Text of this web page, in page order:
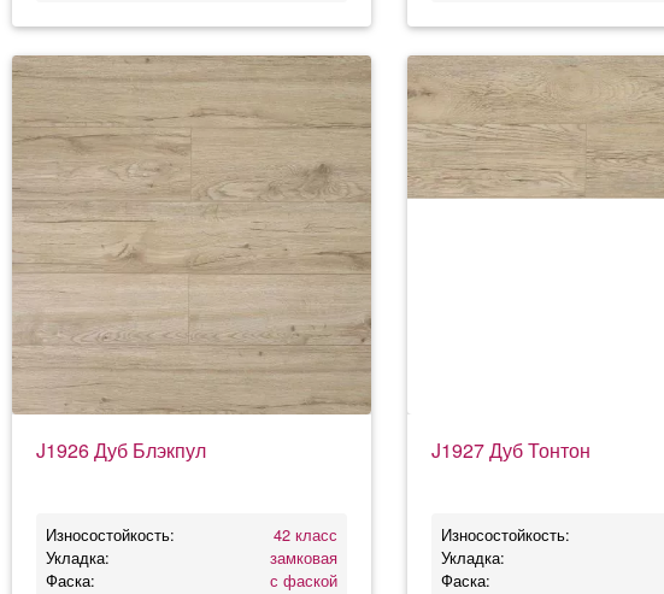
J1926 Дуб Блэкпул
Износостойкость:
42 класс
Укладка:
замковая
Фаска:
с фаской
J1927 Дуб Тонтон
Износостойкость:
Укладка:
Фаска: